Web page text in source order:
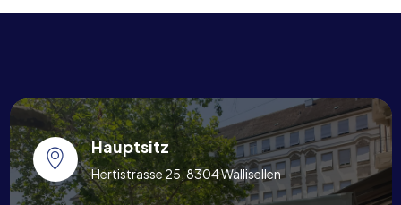
Hauptsitz
Hertistrasse 25, 8304 Wallisellen